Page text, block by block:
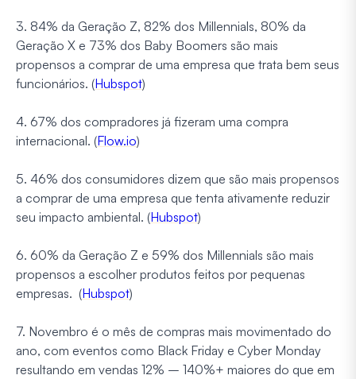
3. 84% da Geração Z, 82% dos Millennials, 80% da
Geração X e 73% dos Baby Boomers são mais
propensos a comprar de uma empresa que trata bem seus
funcionários. (Hubspot)
4. 67% dos compradores já fizeram uma compra
internacional. (Flow.io)
5. 46% dos consumidores dizem que são mais propensos
a comprar de uma empresa que tenta ativamente reduzir
seu impacto ambiental. (Hubspot)
6. 60% da Geração Z e 59% dos Millennials são mais
propensos a escolher produtos feitos por pequenas
empresas. (Hubspot)
7. Novembro é o mês de compras mais movimentado do
ano, com eventos como Black Friday e Cyber Monday
resultando em vendas 12% – 140%+ maiores do que em